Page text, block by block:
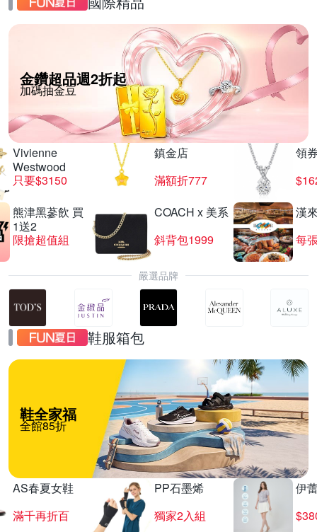
金鑽超品週2折起
加碼抽金豆
Vivienne
Westwood
只要$3150
鎮金店
滿額折777
領
熊津黑蔘飲 買
1送2
限搶超值組
COACH x 美系
斜背包1999
漢
每
嚴選品牌
鞋服箱包
鞋全家福
全館85折
AS春夏女鞋
滿千再折百
PP石墨烯
獨家2入組
伊